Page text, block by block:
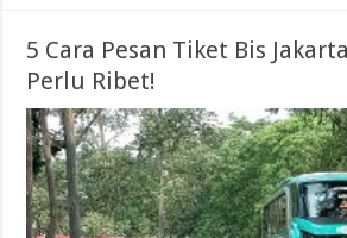
5 Cara Pesan Tiket Bis
Perlu Ribet!